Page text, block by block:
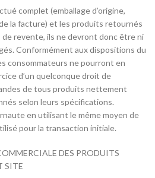
complet (emballage d’origine,
la facture) et les produits retournés
revente, ils ne devront donc être ni
Conformément aux dispositions du
consommateurs ne pourront en
d’un quelconque droit de
de tous produits nettement
selon leurs spécifications.
en utilisant le même moyen de
pour la transaction initiale.
DES PRODUITS
SITE